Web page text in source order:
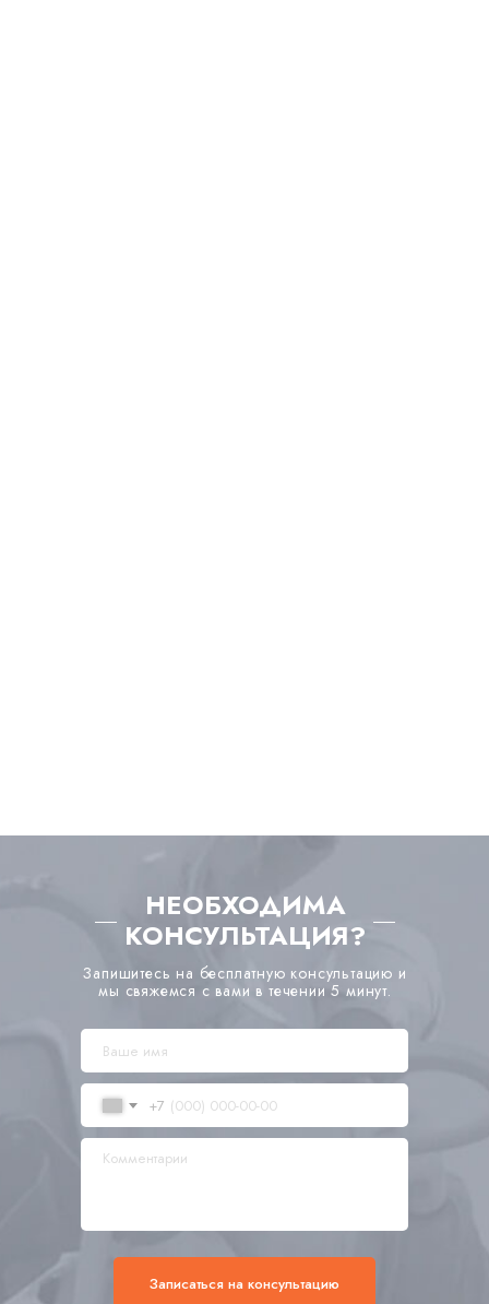
НЕОБХОДИМА
КОНСУЛЬТАЦИЯ?
Запишитесь на бесплатную консультацию и
мы свяжемся с вами в течении 5 минут.
+7
Записаться на консультацию